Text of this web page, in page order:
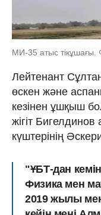
МИ-35 атыс тікұшағы.
Лейтенант
өскен және
кезінен ұшқыш
жігіт
күштерінің
"ҰБТ-дан
Физика мен
2019 жылы мен